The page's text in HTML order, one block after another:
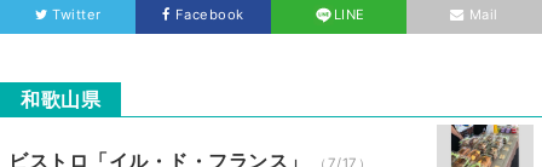
Twitter Facebook LINE Mail
和歌山県
ビストロ「イル・ド・フランス」 （7/17）